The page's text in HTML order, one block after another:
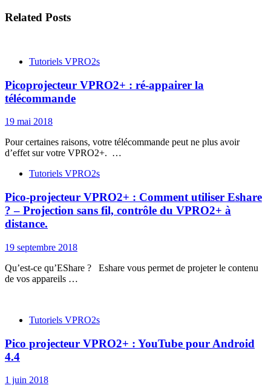
Related Posts
Tutoriels VPRO2s
Picoprojecteur VPRO2+ : ré-appairer la
télécommande
19 mai 2018
Pour certaines raisons, votre télécommande peut ne plus avoir
d’effet sur votre VPRO2+. …
Tutoriels VPRO2s
Pico-projecteur VPRO2+ : Comment utiliser Eshare
? – Projection sans fil, contrôle du VPRO2+ à
distance.
19 septembre 2018
Qu’est-ce qu’EShare ? Eshare vous permet de projeter le contenu
de vos appareils …
Tutoriels VPRO2s
Pico projecteur VPRO2+ : YouTube pour Android
4.4
1 juin 2018